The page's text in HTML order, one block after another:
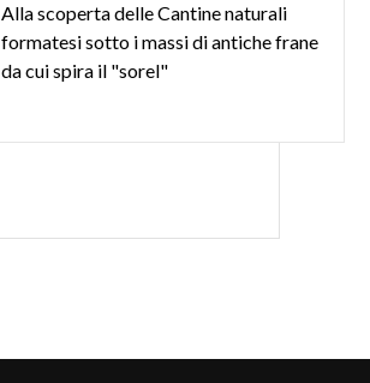
Alla scoperta delle Cantine naturali
formatesi sotto i massi di antiche frane
da cui spira il "sorel"